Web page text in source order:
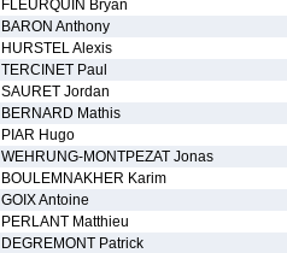
FLEURQUIN Bryan
BARON Anthony
HURSTEL Alexis
TERCINET Paul
SAURET Jordan
BERNARD Mathis
PIAR Hugo
WEHRUNG-MONTPEZAT Jonas
BOULEMNAKHER Karim
GOIX Antoine
PERLANT Matthieu
DEGREMONT Patrick